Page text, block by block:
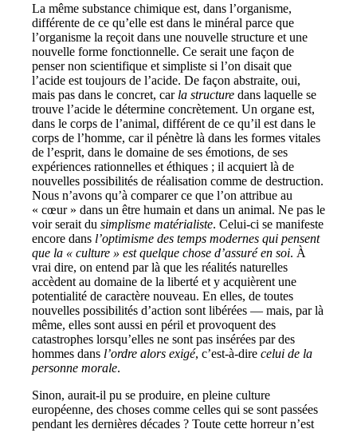
La même substance chimique est, dans l’organisme,
différente de ce qu’elle est dans le minéral parce que
l’organisme la reçoit dans une nouvelle structure et une
nouvelle forme fonctionnelle. Ce serait une façon de
penser non scientifique et simpliste si l’on disait que
l’acide est toujours de l’acide. De façon abstraite, oui,
mais pas dans le concret, car la structure dans laquelle se
trouve l’acide le détermine concrètement. Un organe est,
dans le corps de l’animal, différent de ce qu’il est dans le
corps de l’homme, car il pénètre là dans les formes vitales
de l’esprit, dans le domaine de ses émotions, de ses
expériences rationnelles et éthiques ; il acquiert là de
nouvelles possibilités de réalisation comme de destruction.
Nous n’avons qu’à comparer ce que l’on attribue au
« cœur » dans un être humain et dans un animal. Ne pas le
voir serait du simplisme matérialiste. Celui-ci se manifeste
encore dans l’optimisme des temps modernes qui pensent
que la « culture » est quelque chose d’assuré en soi. À
vrai dire, on entend par là que les réalités naturelles
accèdent au domaine de la liberté et y acquièrent une
potentialité de caractère nouveau. En elles, de toutes
nouvelles possibilités d’action sont libérées — mais, par là
même, elles sont aussi en péril et provoquent des
catastrophes lorsqu’elles ne sont pas insérées par des
hommes dans l’ordre alors exigé, c’est-à-dire celui de la
personne morale.
Sinon, aurait-il pu se produire, en pleine culture
européenne, des choses comme celles qui se sont passées
pendant les dernières décades ? Toute cette horreur n’est